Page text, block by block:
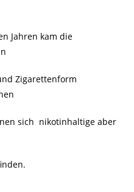
Jahren kam die
Zigarettenform
sich nikotinhaltige aber